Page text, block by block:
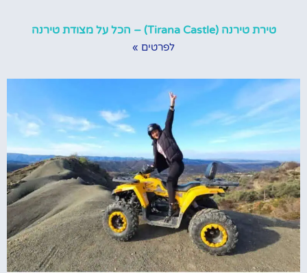
טירת טירנה (Tirana Castle) – הכל על מצודת טירנה
לפרטים »